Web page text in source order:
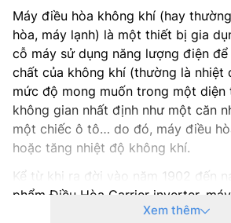
Máy điều hòa không khí (hay
hòa, máy lạnh) là một thiết bị gia
cỗ máy sử dụng năng lượng điện
chất của không khí (thường là nhiệt
mức độ mong muốn trong một
không gian nhất định như một căn
một chiếc ô tô… do đó, máy điều
hoặc tăng nhiệt độ không khí.
Kể từ khi ra đời vào năm 1902 đến
phẩm Điều Hòa Carrier inverter,
trở nên nhỏ gọn, có hiệu suất hoạt
Xem thêm